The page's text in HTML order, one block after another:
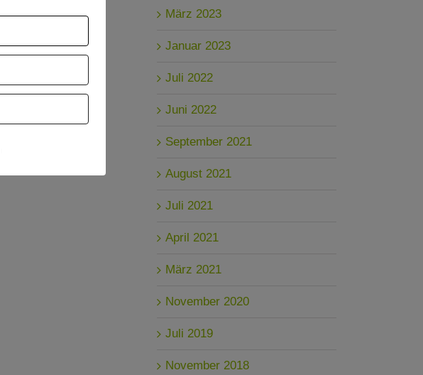
März 2023
Januar 2023
Juli 2022
Juni 2022
September 2021
August 2021
Juli 2021
April 2021
März 2021
November 2020
Juli 2019
November 2018